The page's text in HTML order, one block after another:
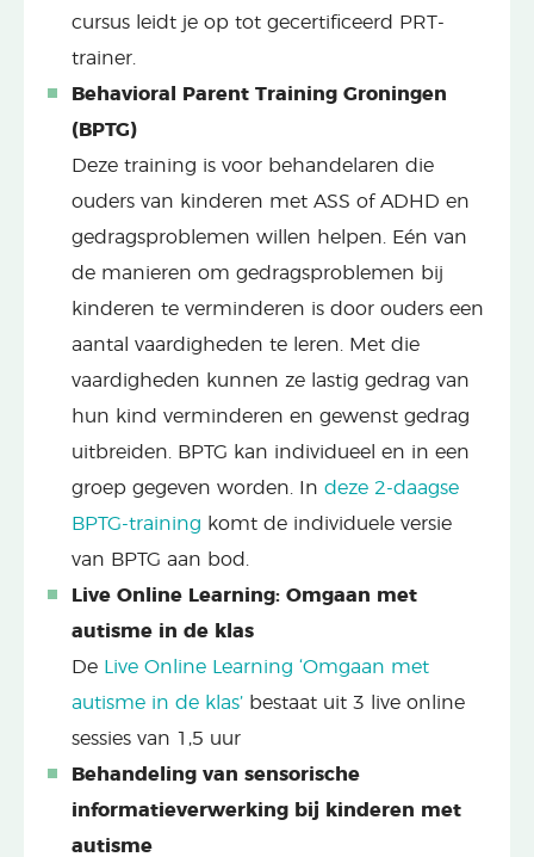
cursus leidt je op tot gecertificeerd PRT-
trainer.
Behavioral Parent Training Groningen
(BPTG)
Deze training is voor behandelaren die
ouders van kinderen met ASS of ADHD en
gedragsproblemen willen helpen. Eén van
de manieren om gedragsproblemen bij
kinderen te verminderen is door ouders een
aantal vaardigheden te leren. Met die
vaardigheden kunnen ze lastig gedrag van
hun kind verminderen en gewenst gedrag
uitbreiden. BPTG kan individueel en in een
groep gegeven worden. In deze 2-daagse
BPTG-training komt de individuele versie
van BPTG aan bod.
Live Online Learning: Omgaan met
autisme in de klas
De Live Online Learning ‘Omgaan met
autisme in de klas’ bestaat uit 3 live online
sessies van 1,5 uur
Behandeling van sensorische
informatieverwerking bij kinderen met
autisme